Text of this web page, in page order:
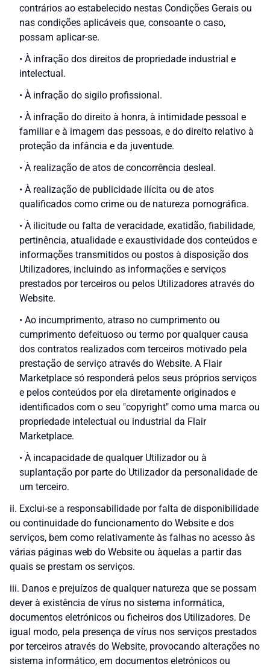
contrários ao estabelecido nestas Condições Gerais ou
nas condições aplicáveis que, consoante o caso,
possam aplicar-se.
• À infração dos direitos de propriedade industrial e
intelectual.
• À infração do sigilo profissional.
• À infração do direito à honra, à intimidade pessoal e
familiar e à imagem das pessoas, e do direito relativo à
proteção da infância e da juventude.
• À realização de atos de concorrência desleal.
• À realização de publicidade ilícita ou de atos
qualificados como crime ou de natureza pornográfica.
• À ilicitude ou falta de veracidade, exatidão, fiabilidade,
pertinência, atualidade e exaustividade dos conteúdos e
informações transmitidos ou postos à disposição dos
Utilizadores, incluindo as informações e serviços
prestados por terceiros ou pelos Utilizadores através do
Website.
• Ao incumprimento, atraso no cumprimento ou
cumprimento defeituoso ou termo por qualquer causa
dos contratos realizados com terceiros motivado pela
prestação de serviço através do Website. A Flair
Marketplace só responderá pelos seus próprios serviços
e pelos conteúdos por ela diretamente originados e
identificados com o seu "copyright" como uma marca ou
propriedade intelectual ou industrial da Flair
Marketplace.
• À incapacidade de qualquer Utilizador ou à
suplantação por parte do Utilizador da personalidade de
um terceiro.
ii. Exclui-se a responsabilidade por falta de disponibilidade
ou continuidade do funcionamento do Website e dos
serviços, bem como relativamente às falhas no acesso às
várias páginas web do Website ou àquelas a partir das
quais se prestam os serviços.
iii. Danos e prejuízos de qualquer natureza que se possam
dever à existência de vírus no sistema informática,
documentos eletrónicos ou ficheiros dos Utilizadores. De
igual modo, pela presença de vírus nos serviços prestados
por terceiros através do Website, provocando alterações no
sistema informático, em documentos eletrónicos ou